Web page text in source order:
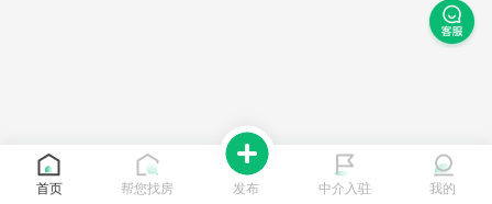
首页 帮您找房 发布 中介入驻 我的